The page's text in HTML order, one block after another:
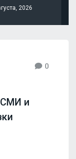
2026
0
СМИ и